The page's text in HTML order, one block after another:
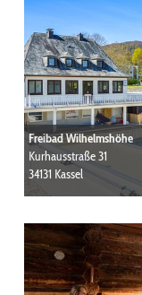
Freibad Wilhelmshöhe
Kurhausstraße 31
34131 Kassel